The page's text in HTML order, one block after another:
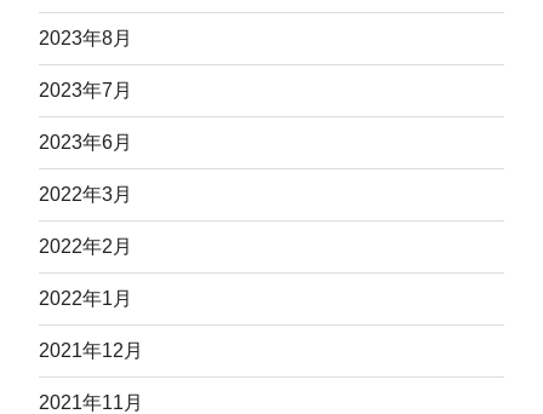
2023年8月
2023年7月
2023年6月
2022年3月
2022年2月
2022年1月
2021年12月
2021年11月